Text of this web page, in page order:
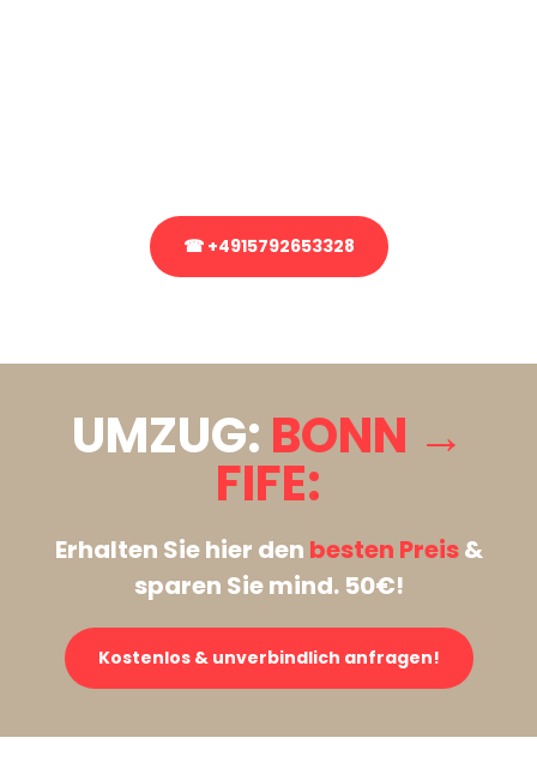
☎ +4915792653328
UMZUG: BONN →
FIFE:
Erhalten Sie hier den besten Preis&
sparen Sie mind. 50€!
Kostenlos & unverbindlich anfragen!